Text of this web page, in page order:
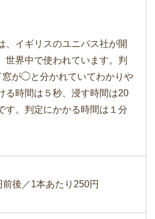
、イギリスのユニパス社が開
世界中で使われています。判
窓が◯と分かれていてわかりや
る時間は５秒、浸す時間は20
す。判定にかかる時間は１分
後／1本あたり250円